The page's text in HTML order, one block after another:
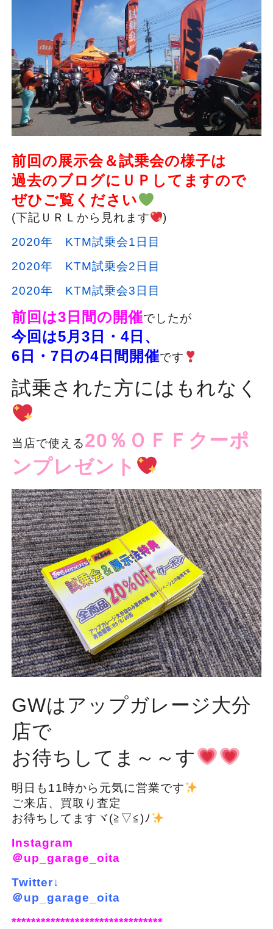
前回の展示会＆試乗会の様子は
過去のブログにＵＰしてますので
ぜひご覧ください
(下記ＵＲＬから見れます
)
2020年 KTM試乗会1日目
2020年 KTM試乗会2日目
2020年 KTM試乗会3日目
前回は3日間の開催でしたが
今回は5月3日・4日、
6日・7日の4日間開催です
試乗された方にはもれなく
当店で使える20％ＯＦＦクーポ
ンプレゼント
GWはアップガレージ大分
店で
お待ちしてま～～す
明日も11時から元気に営業です
ご来店、買取り査定
お待ちしてますヾ(≧▽≦)ﾉ
Instagram
＠up_garage_oita
Twitter↓
＠up_garage_oita
*******************************